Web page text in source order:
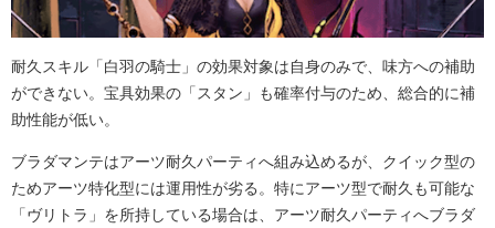
耐久スキル「白羽の騎士」の効果対象は自身のみで、味方への補助
ができない。宝具効果の「スタン」も確率付与のため、総合的に補
助性能が低い。
ブラダマンテはアーツ耐久パーティへ組み込めるが、クイック型の
ためアーツ特化型には運用性が劣る。特にアーツ型で耐久も可能な
「ヴリトラ」を所持している場合は、アーツ耐久パーティへブラダ